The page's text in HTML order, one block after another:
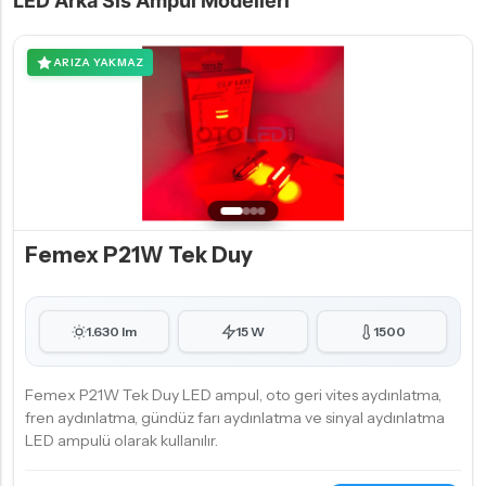
ARIZA YAKMAZ
Femex P21W Tek Duy
1.630 lm 15 W 1500
Femex P21W Tek Duy LED ampul, oto geri vites aydınlatma,
fren aydınlatma, gündüz farı aydınlatma ve sinyal aydınlatma
LED ampulü olarak kullanılır.